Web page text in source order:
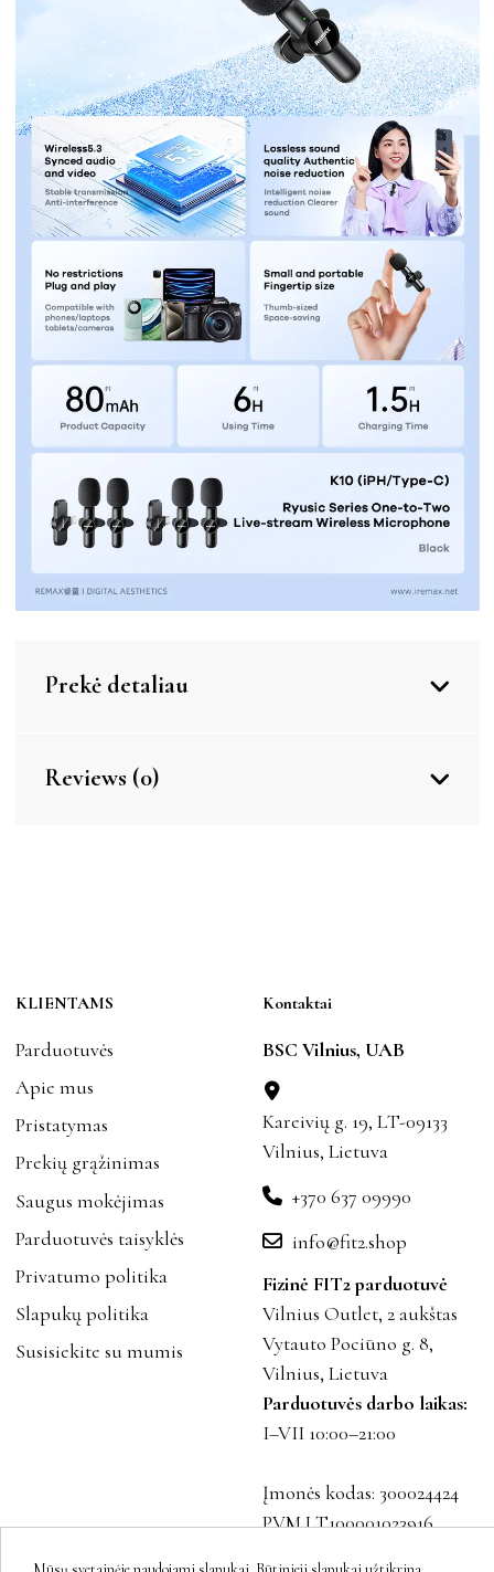
Prekė detaliau
Reviews (0)
KLIENTAMS
Parduotuvės
Apie mus
Pristatymas
Prekių grąžinimas
Saugus mokėjimas
Parduotuvės taisyklės
Privatumo politika
Slapukų politika
Susisiekite su mumis
Kontaktai
BSC Vilnius, UAB
Kareivių g. 19, LT-09133
Vilnius, Lietuva
+370 637 09990
info@fit2.shop
Fizinė FIT2 parduotuvė
Vilnius Outlet, 2 aukštas
Vytauto Pociūno g. 8,
Vilnius, Lietuva
Parduotuvės darbo laikas:
I–VII 10:00–21:00
Įmonės kodas: 300024424
PVM LT100001023916